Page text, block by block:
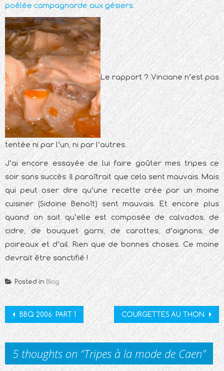
poêlée campagnarde aux gésiers.
Le rapport ? Vinciane n’est pas
tentée ni par l’un, ni par l’autres.
J’ai encore essayée de lui faire goûter mes tripes ce
soir sans succès: Il paraîtrait que cela sent mauvais. Mais
qui peut oser dire qu’une recette crée par un moine
cuisiner (Sidoine Benoît) sent mauvais. Et encore plus
quand on sait qu’elle est composée de calvados, de
cidre, de bouquet garni, de carottes, d’oignons, de
poireaux et d’ail. Rien que de bonnes choses. Ce moine
devrait être sanctifié !
Posted inBlog
Post
navigation
BBQ 2006: PART 1 COURGETTES AU THON
5 thoughts on “Tripes à la mode de Caen”